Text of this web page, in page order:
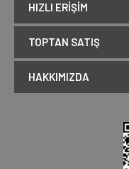
HIZLI ERIŞIM
TOPTAN SATIŞ
HAKKIMIZDA